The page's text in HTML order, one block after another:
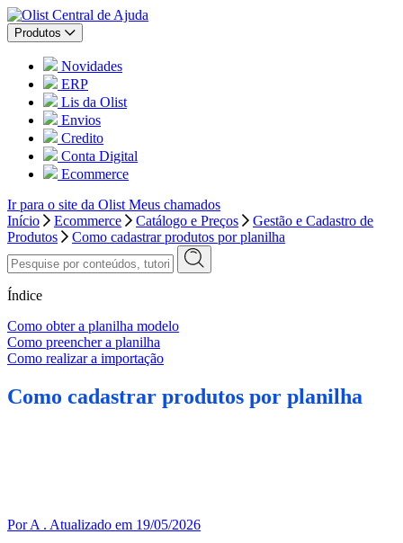
Central de Ajuda
Produtos
Novidades
ERP
Lis da Olist
Envios
Credito
Conta Digital
Ecommerce
Ir para o site da Olist Meus chamados
Início
Ecommerce Catálogo e Preços
Gestão e Cadastro de
Produtos
Como cadastrar produtos por planilha
Índice
Como obter a planilha modelo
Como preencher a planilha
Como realizar a importação
Como cadastrar produtos por planilha
Por A . Atualizado em 19/05/2026